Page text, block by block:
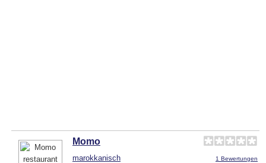
Momo
marokkanisch 1 Bewertungen